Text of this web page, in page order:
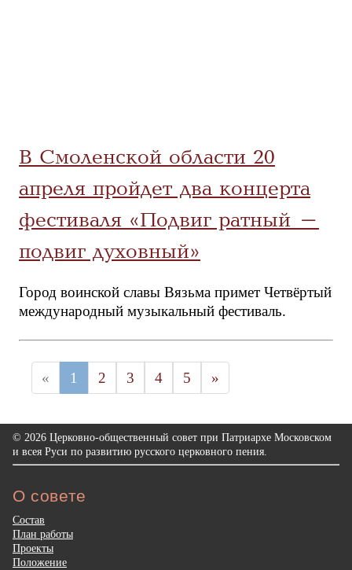
В Смоленской области 20
апреля пройдет два концерта
фестиваля «Подвиг ратный –
подвиг духовный»
Город воинской славы Вязьма примет Четвёртый
международный музыкальный фестиваль.
« 1 2 3 4 5 »
© 2026 Церковно-общественный совет при Патриархе Московском
и всея Руси по развитию русского церковного пения.
О совете
Состав
План работы
Проекты
Положение